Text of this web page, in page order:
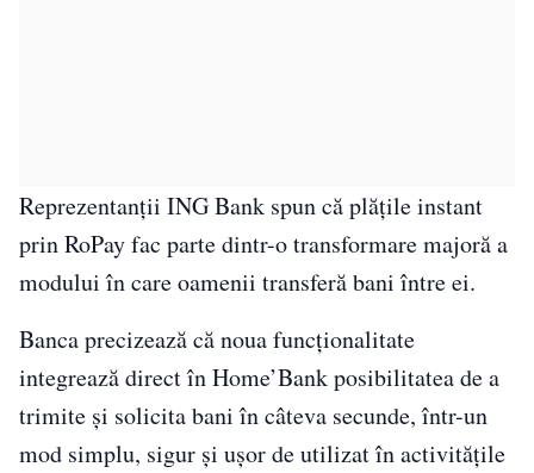
Reprezentanții ING Bank spun că plățile instant
prin RoPay fac parte dintr-o transformare majoră a
modului în care oamenii transferă bani între ei.
Banca precizează că noua funcționalitate
integrează direct în Home’Bank posibilitatea de a
trimite și solicita bani în câteva secunde, într-un
mod simplu, sigur și ușor de utilizat în activitățile